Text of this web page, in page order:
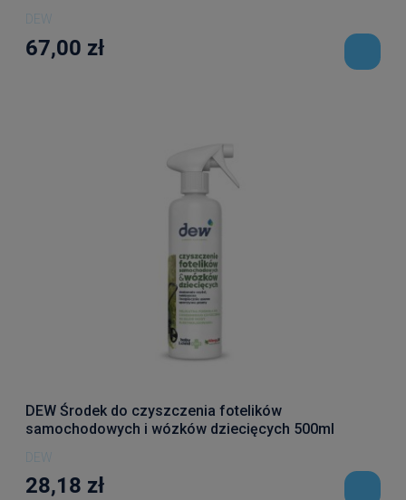
DEW
67,00 zł
DEW Środek do czyszczenia fotelików
samochodowych i wózków dziecięcych 500ml
DEW
28,18 zł